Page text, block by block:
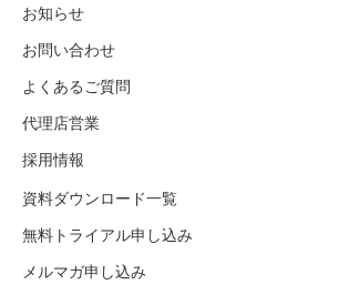
お知らせ
お問い合わせ
よくあるご質問
代理店営業
採用情報
資料ダウンロード一覧
無料トライアル申し込み
メルマガ申し込み